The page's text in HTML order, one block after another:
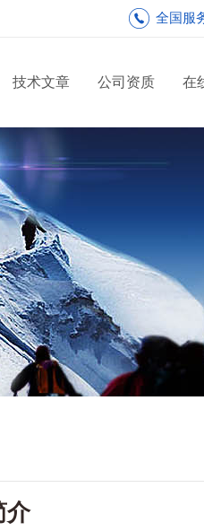
全国服
技术文章 公司资质 在
介